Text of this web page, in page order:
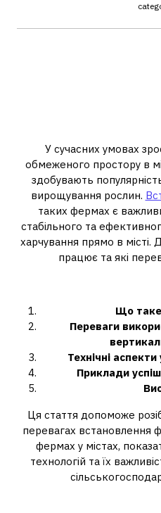
У сучасних умовах
обмеженого простору в
здобувають
вирощування рослин.
таких фермах є
стабільного та
харчування прямо в
працює та які
Що таке
Переваги
Технічні
Приклади
Ця стаття допоможе
перевагах встановлення
фермах у містах,
технологій та їх